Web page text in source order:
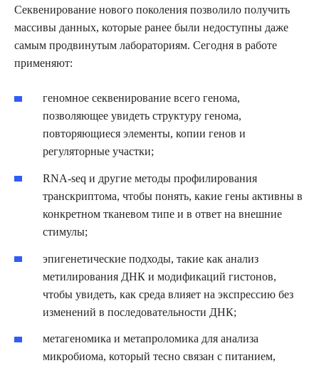
Секвенирование нового поколения позволило получить
массивы данных, которые ранее были недоступны даже
самым продвинутым лабораториям. Сегодня в работе
применяют:
геномное секвенирование всего генома,
позволяющее увидеть структуру генома,
повторяющиеся элементы, копии генов и
регуляторные участки;
RNA-seq и другие методы профилирования
транскриптома, чтобы понять, какие гены активны в
конкретном тканевом типе и в ответ на внешние
стимулы;
эпигенетические подходы, такие как анализ
метилирования ДНК и модификаций гистонов,
чтобы увидеть, как среда влияет на экспрессию без
изменений в последовательности ДНК;
метагеномика и метапроломика для анализа
микробиома, который тесно связан с питанием,